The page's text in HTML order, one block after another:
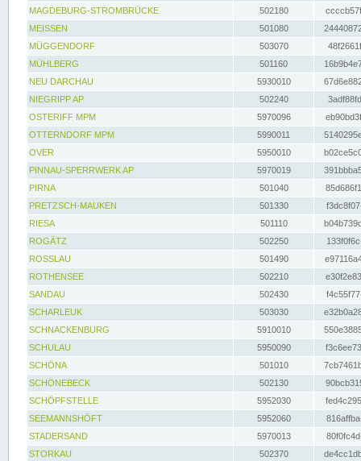
MAGDEBURG-STROMBRÜCKE
502180
MEISSEN
501080
MÜGGENDORF
503070
MÜHLBERG
501160
NEU DARCHAU
5930010
NIEGRIPP AP
502240
OSTERIFF MPM
5970096
OTTERNDORF MPM
5990011
OVER
5950010
PINNAU-SPERRWERK AP
5970019
PIRNA
501040
PRETZSCH-MAUKEN
501330
RIESA
501110
ROGÄTZ
502250
ROSSLAU
501490
ROTHENSEE
502210
SANDAU
502430
SCHARLEUK
503030
SCHNACKENBURG
5910010
SCHULAU
5950090
SCHÖNA
501010
SCHÖNEBECK
502130
SCHÖPFSTELLE
5952030
SEEMANNSHÖFT
5952060
STADERSAND
5970013
STORKAU
502370